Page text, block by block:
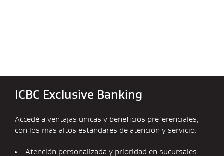
ICBC Exclusive Banking
Accedé a ventajas únicas y beneficios preferenciales,
con los más altos estándares de atención y servicio.
Atención personalizada y prioridad en sucursales